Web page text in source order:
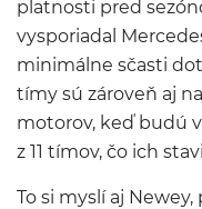
platnosti pred
vysporiadal
minimálne sčasti
tímy sú zároveň aj
motorov, keď budú
z 11 tímov, čo ich
To si myslí aj